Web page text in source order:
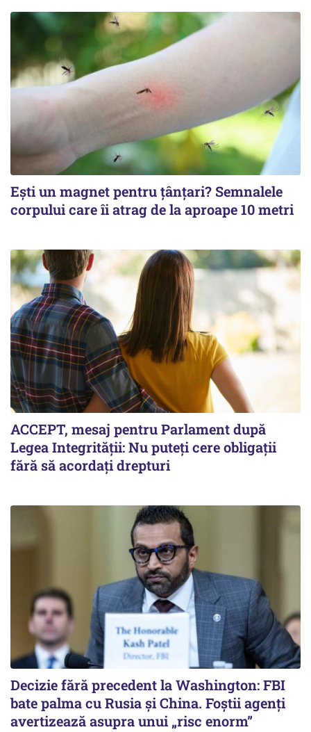
Ești un magnet pentru țânțari? Semnalele
corpului care îi atrag de la aproape 10 metri
ACCEPT, mesaj pentru Parlament după
Legea Integrității: Nu puteți cere obligații
fără să acordați drepturi
Decizie fără precedent la Washington: FBI
bate palma cu Rusia și China. Foștii agenți
avertizează asupra unui „risc enorm”